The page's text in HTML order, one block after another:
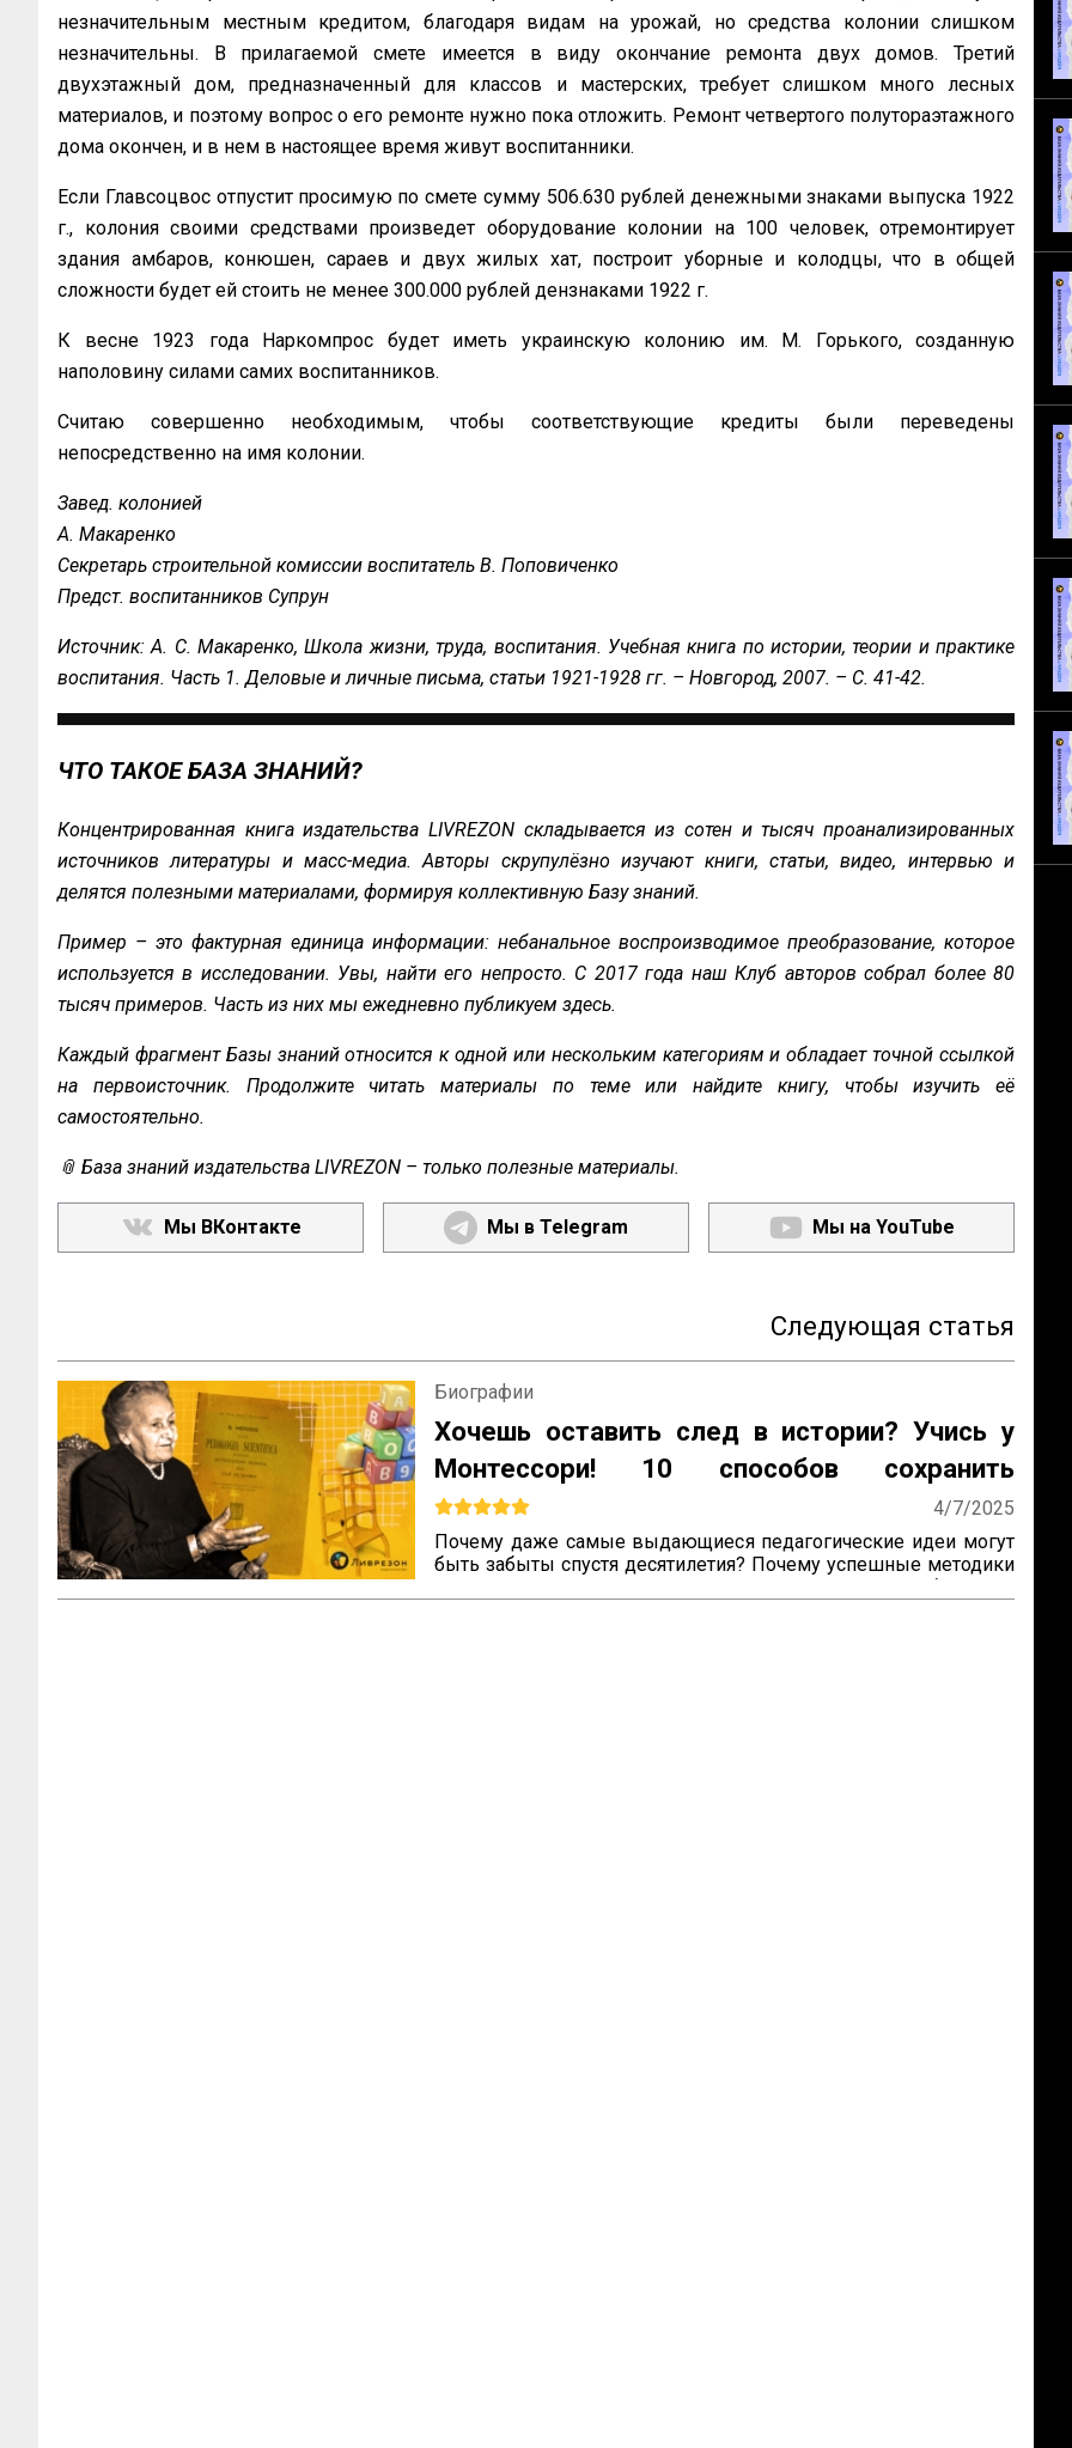
незначительным местным кредитом, благодаря видам на урожай, но средства колонии слишком
незначительны. В прилагаемой смете имеется в виду окончание ремонта двух домов. Третий
двухэтажный дом, предназначенный для классов и мастерских, требует слишком много лесных
материалов, и поэтому вопрос о его ремонте нужно пока отложить. Ремонт четвертого полутораэтажного
дома окончен, и в нем в настоящее время живут воспитанники.
Если Главсоцвос отпустит просимую по смете сумму 506.630 рублей денежными знаками выпуска 1922
г., колония своими средствами произведет оборудование колонии на 100 человек, отремонтирует
здания амбаров, конюшен, сараев и двух жилых хат, построит уборные и колодцы, что в общей
сложности будет ей стоить не менее 300.000 рублей дензнаками 1922 г.
К весне 1923 года Наркомпрос будет иметь украинскую колонию им. М. Горького, созданную
наполовину силами самих воспитанников.
Считаю совершенно необходимым, чтобы соответствующие кредиты были переведены
непосредственно на имя колонии.
Завед. колонией
А. Макаренко
Секретарь строительной комиссии воспитатель В. Поповиченко
Предст. воспитанников Супрун
Источник: А. С. Макаренко, Школа жизни, труда, воспитания. Учебная книга по истории, теории и практике
воспитания. Часть 1. Деловые и личные письма, статьи 1921-1928 гг. – Новгород, 2007. – С. 41-42.
ЧТО ТАКОЕ БАЗА ЗНАНИЙ?
Концентрированная книга издательства LIVREZON складывается из сотен и тысяч проанализированных
источников литературы и масс-медиа. Авторы скрупулёзно изучают книги, статьи, видео, интервью и
делятся полезными материалами, формируя коллективную Базу знаний.
Пример – это фактурная единица информации: небанальное воспроизводимое преобразование, которое
используется в исследовании. Увы, найти его непросто. С 2017 года наш Клуб авторов собрал более 80
тысяч примеров. Часть из них мы ежедневно публикуем здесь.
Каждый фрагмент Базы знаний относится к одной или нескольким категориям и обладает точной ссылкой
на первоисточник. Продолжите читать материалы по теме или найдите книгу, чтобы изучить её
самостоятельно.
📎 База знаний издательства LIVREZON – только полезные материалы.
Мы ВКонтакте Мы в Telegram Мы на YouTube
Следующая статья
Биографии
Хочешь оставить след в истории? Учись у
Монтессори! 10 способов сохранить
наследие
4/7/2025
Почему даже самые выдающиеся педагогические идеи могут
быть забыты спустя десятилетия? Почему успешные методики